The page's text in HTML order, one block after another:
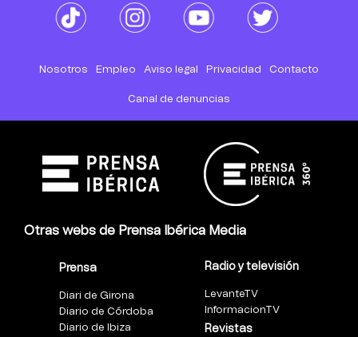
Nosotros Empleo Aviso legal Privacidad Contacto
Canal de denuncias
Otras webs de Prensa Ibérica Media
Prensa
Diari de Girona
Diario de Córdoba
Diario de Ibiza
Radio y televisión
LevanteTV
InformacionTV
Revistas